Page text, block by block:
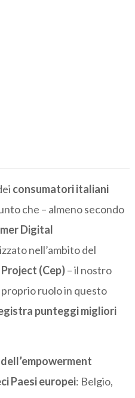
consumatori italiani
che – almeno secondo
Digital
nell’ambito del
(Cep)– il nostro
proprio ruolo in questo
punteggi migliori
Paesi europei: Belgio,